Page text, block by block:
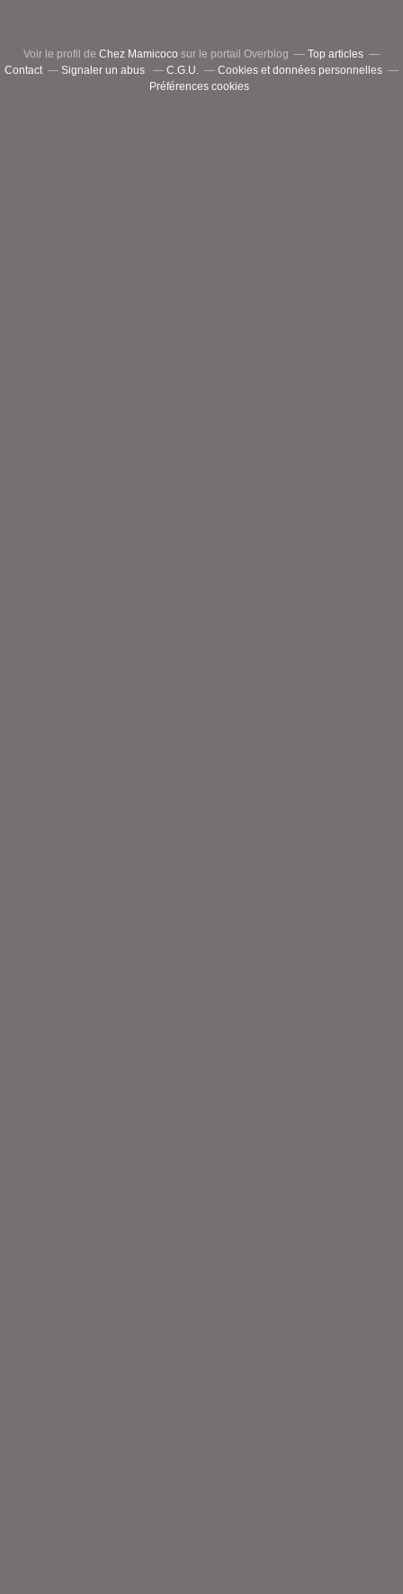
Voir le profil de Chez Mamicoco sur le portail Overblog
Top articles
Contact
Signaler un abus C.G.U.
Cookies et données personnelles
Préférences cookies